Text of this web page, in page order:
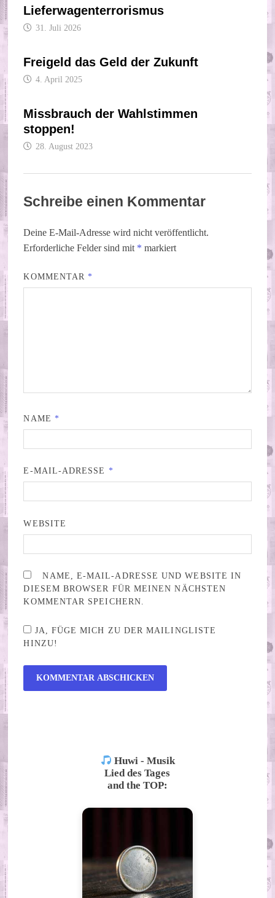
Lieferwagenterrorismus
31. Juli 2026
Freigeld das Geld der Zukunft
4. April 2025
Missbrauch der Wahlstimmen
stoppen!
28. August 2023
Schreibe einen Kommentar
Deine E-Mail-Adresse wird nicht veröffentlicht.
Erforderliche Felder sind mit * markiert
KOMMENTAR *
NAME *
E-MAIL-ADRESSE *
WEBSITE
NAME, E-MAIL-ADRESSE UND WEBSITE IN
DIESEM BROWSER FÜR MEINEN NÄCHSTEN
KOMMENTAR SPEICHERN.
JA, FÜGE MICH ZU DER MAILINGLISTE
HINZU!
Huwi - Musik
Lied des Tages
and the TOP: